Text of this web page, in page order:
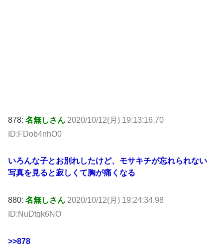
878: 名無しさん 2020/10/12(月) 19:13:16.70
ID:FDob4nhO0
いろんな子とお別れしたけど、モサキチが忘れられない
写真を見ると寂しくて胸が痛くなる
880: 名無しさん 2020/10/12(月) 19:24:34.98
ID:NuDtqk6NO
>>878